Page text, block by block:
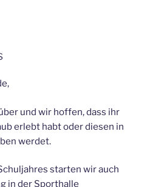
und wir hoffen, dass ihr
erlebt habt oder diesen in
werdet.
starten wir auch
in der Sporthalle